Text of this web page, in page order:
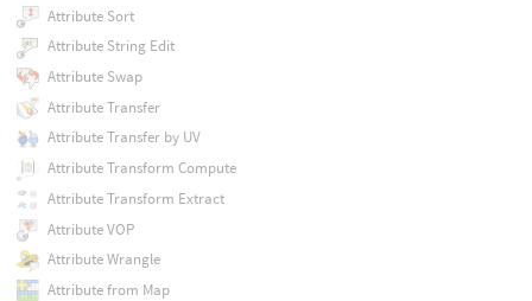
Attribute Sort
Attribute String Edit
Attribute Swap
Attribute Transfer
Attribute Transfer by UV
Attribute Transform Compute
Attribute Transform Extract
Attribute VOP
Attribute Wrangle
Attribute from Map